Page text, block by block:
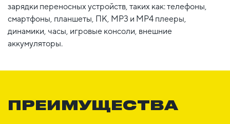
зарядки переносных устройств, таких как: телефоны,
смартфоны, планшеты, ПК, MP3 и MP4 плееры,
динамики, часы, игровые консоли, внешние
аккумуляторы.
ПРЕИМУЩЕСТВА